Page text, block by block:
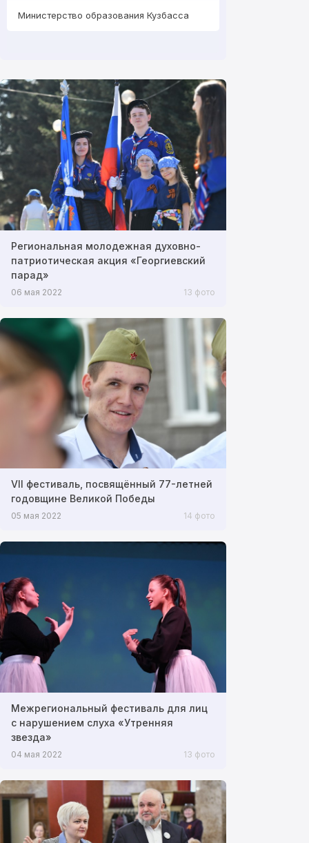
Министерство образования Кузбасса
Региональная молодежная духовно-
патриотическая акция «Георгиевский
парад»
06 мая 2022 13 фото
VII фестиваль, посвящённый 77-летней
годовщине Великой Победы
05 мая 2022 14 фото
Межрегиональный фестиваль для лиц
с нарушением слуха «Утренняя
звезда»
04 мая 2022 13 фото